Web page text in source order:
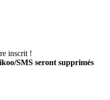
inscrit !
SMS seront supprimés